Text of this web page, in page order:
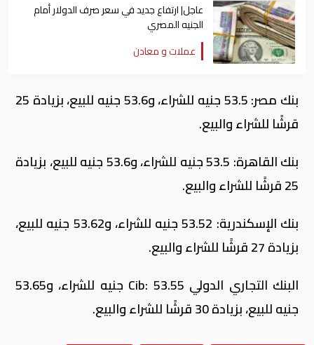
عاجل| ارتفاع جديد في سعر صرف الدولار أمام
الجنيه المصري
عملات و معادن
بنك مصر: 53.5 جنيه للشراء، و53.6 جنيه للبيع، بزيادة 25
قرشًا للشراء والبيع.
بنك القاهرة: 53.5 جنيه للشراء، و53.6 جنيه للبيع، بزيادة
25 قرشًا للشراء والبيع.
بنك الإسكندرية: 53.52 جنيه للشراء، و53.62 جنيه للبيع،
بزيادة 27 قرشًا للشراء والبيع.
البنك التجاري الدولي Cib: 53.55 جنيه للشراء، و53.65
جنيه للبيع، بزيادة 30 قرشًا للشراء والبيع.